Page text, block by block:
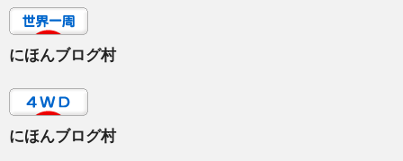
にほんブログ村
にほんブログ村